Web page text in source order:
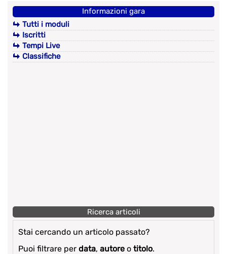
Informazioni gara
Tutti i moduli
Iscritti
Tempi Live
Classifiche
Ricerca articoli
Stai cercando un articolo passato?
Puoi filtrare per data, autore o titolo.